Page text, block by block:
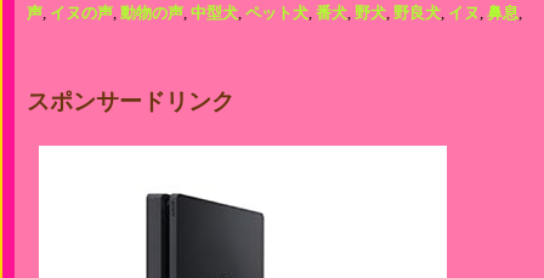
声, イヌの声, 動物の声, 中型犬, ペット犬, 番犬, 野犬, 野良犬, イヌ, 鼻息,
スポンサードリンク